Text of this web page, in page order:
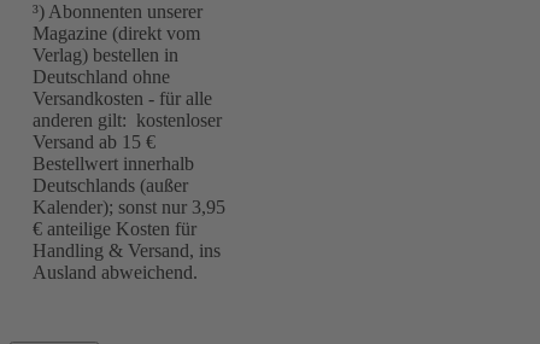
³) Abonnenten unserer
Magazine (direkt vom
Verlag) bestellen in
Deutschland ohne
Versandkosten - für alle
anderen gilt: kostenloser
Versand ab 15 €
Bestellwert innerhalb
Deutschlands (außer
Kalender); sonst nur 3,95
€ anteilige Kosten für
Handling & Versand, ins
Ausland abweichend.